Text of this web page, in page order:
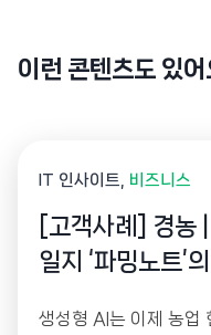
이런 콘텐츠도 있
IT 인사이트 비즈니스
[고객사례] 경농
일지 ‘파밍노트’
생성형 AI는 이제 농업